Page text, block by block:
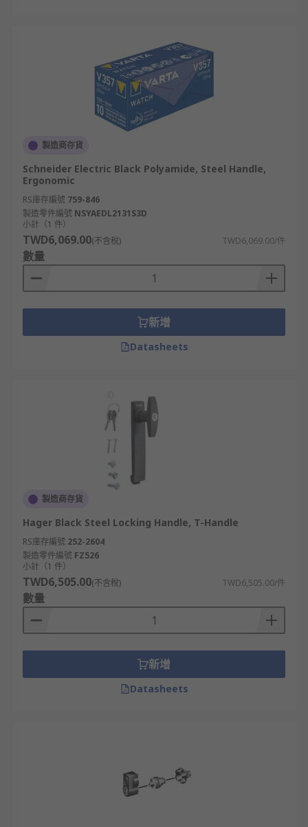
製造商存貨
Schneider Electric Black Polyamide, Steel Handle,
Ergonomic
RS庫存編號 759-846
製造零件編號 NSYAEDL2131S3D
小計（1 件）
TWD6,069.00(不含稅) TWD6,069.00/件
數量
新增
Datasheets
製造商存貨
Hager Black Steel Locking Handle, T-Handle
RS庫存編號 252-2604
製造零件編號 FZ526
小計（1 件）
TWD6,505.00(不含稅) TWD6,505.00/件
數量
新增
Datasheets